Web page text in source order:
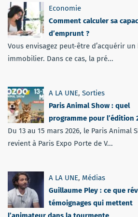
Economie
Comment calculer sa
d’emprunt ?
Vous envisagez peut-être d’acquérir un
immobilier. Dans ce cas, la pré...
A LA UNE, Sorties
Paris Animal Show : quel
programme pour l’édition
Du 13 au 15 mars 2026, le Paris Animal
revient à Paris Expo Porte de V...
A LA UNE, Médias
Guillaume Pley : ce que
témoignages qui mettent